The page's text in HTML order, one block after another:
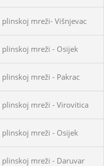
mreži- Višnjevac
mreži - Osijek
mreži - Pakrac
mreži - Virovitica
mreži - Osijek
mreži - Daruvar